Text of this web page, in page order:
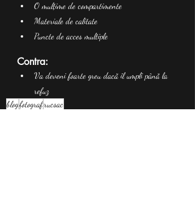
O mulțime de compartimente
Materiale de calitate
Puncte de acces multiple
Contra:
Va deveni foarte greu dacă îl umpli până la
refuz
blogfotografrucsac